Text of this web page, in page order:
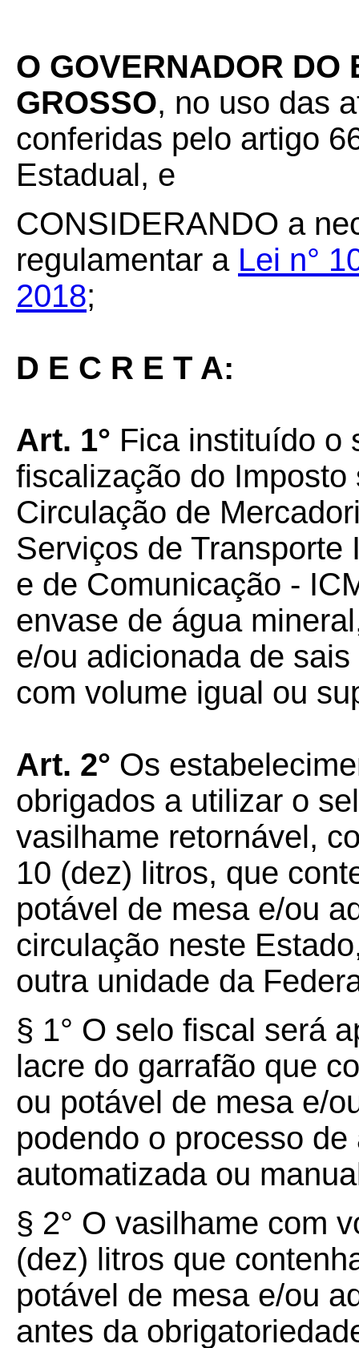
O GOVERNADOR DO
GROSSO, no uso das
conferidas pelo artigo
Estadual, e
CONSIDERANDO a
regulamentar a Lei n°
2018;
D E C R E T A:
Art. 1° Fica instituído o
fiscalização do
Circulação de
Serviços de
e de Comunicação -
envase de água
e/ou adicionada de
com volume igual ou
Art. 2° Os
obrigados a utilizar o
vasilhame retornável,
10 (dez) litros, que
potável de mesa e/ou
circulação neste
outra unidade da
§ 1° O selo fiscal será
lacre do garrafão que
ou potável de mesa e/
podendo o processo
automatizada ou
§ 2° O vasilhame com
(dez) litros que
potável de mesa e/ou
antes da